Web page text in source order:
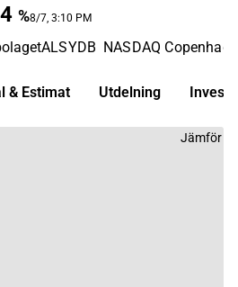
%8/7, 3:10 PM
ALSYDB NASDAQ
& Estimat Utdelning
Jämför